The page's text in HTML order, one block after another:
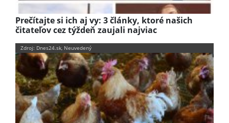
Prečítajte si ich aj vy: 3 články, ktoré našich
čitateľov cez týždeň zaujali najviac
Zdroj: Dnes24.sk, Neuvedený